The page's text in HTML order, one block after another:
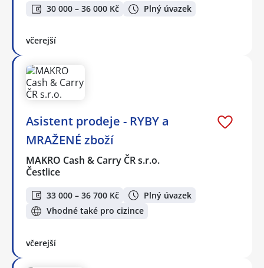
30 000 – 36 000 Kč Plný úvazek
včerejší
Asistent prodeje - RYBY a
MRAŽENÉ zboží
MAKRO Cash & Carry ČR s.r.o.
Čestlice
33 000 – 36 700 Kč
Plný úvazek
Vhodné také pro cizince
včerejší